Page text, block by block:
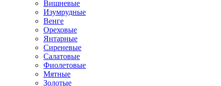
Вишневые
Изумрудные
Венге
Ореховые
Янтарные
Сиреневые
Салатовые
Фиолетовые
Мятные
Золотые